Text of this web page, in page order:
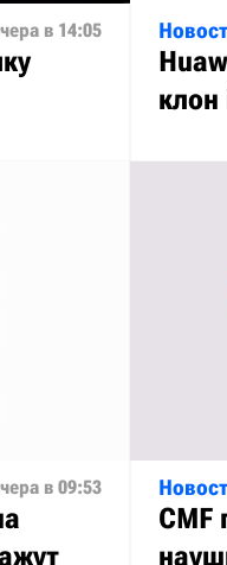
в 14:05
клон
в 09:53
CMF